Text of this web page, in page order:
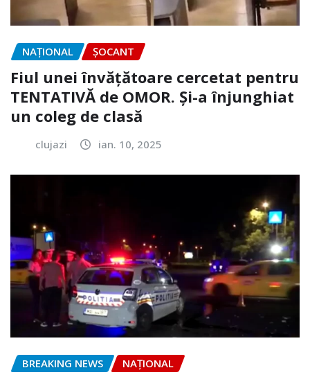
NAŢIONAL ȘOCANT
Fiul unei învățătoare cercetat pentru
TENTATIVĂ de OMOR. Și-a înjunghiat
un coleg de clasă
clujazi ian. 10, 2025
BREAKING NEWS NAŢIONAL